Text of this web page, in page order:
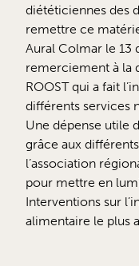
diététiciennes des
remettre ce
Aural Colmar le 13
remerciement à la
ROOST qui a fait
différents services
Une dépense utile
grâce aux
l’association
pour mettre en
Interventions sur
alimentaire le plus